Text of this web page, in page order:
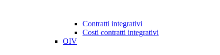
Contratti integrativi
Costi contratti integrativi
OIV